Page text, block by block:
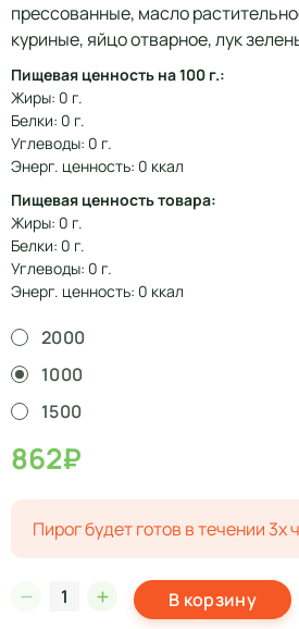
прессованные, масло
куриные, яйцо отварное, лук
Пищевая ценность на 100 г.:
Жиры: 0 г.
Белки: 0 г.
Углеводы: 0 г.
Энерг. ценность: 0 ккал
Пищевая ценность товара:
Жиры: 0 г.
Белки: 0 г.
Углеводы: 0 г.
Энерг. ценность: 0 ккал
2000
1000
1500
862₽
Пирог будет готов в течении 3х
В корзину